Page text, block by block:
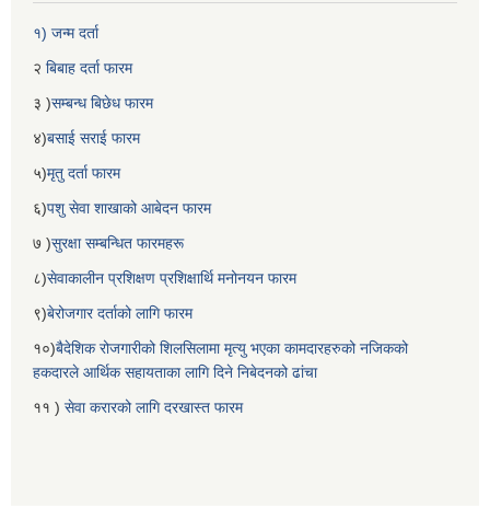
१) जन्म दर्ता
२ बिबाह दर्ता फारम
३ )सम्बन्ध बिछेध फारम
४)बसाई सराई फारम
५)मृतु दर्ता फारम
६)पशु सेवा शाखाको आबेदन फारम
७ )सुरक्षा सम्बन्धित फारमहरू
८)सेवाकालीन प्रशिक्षण प्रशिक्षार्थि मनोनयन फारम
९)बेरोजगार दर्ताको लागि फारम
१०)बैदेशिक रोजगारीको शिलसिलामा मृत्यु भएका कामदारहरुको नजिकको
हकदारले आर्थिक सहायताका लागि दिने निबेदनको ढांचा
११ ) सेवा करारको लागि दरखास्त फारम